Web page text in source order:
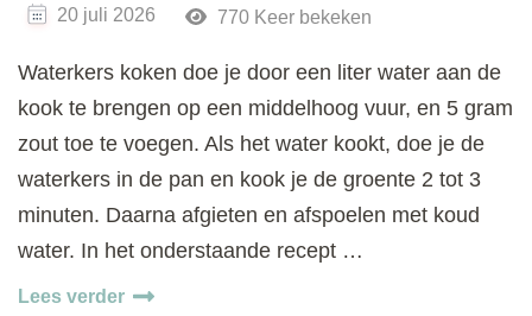
20 juli 2026 770 Keer bekeken
Waterkers koken doe je door een liter water aan de
kook te brengen op een middelhoog vuur, en 5 gram
zout toe te voegen. Als het water kookt, doe je de
waterkers in de pan en kook je de groente 2 tot 3
minuten. Daarna afgieten en afspoelen met koud
water. In het onderstaande recept …
Lees verder